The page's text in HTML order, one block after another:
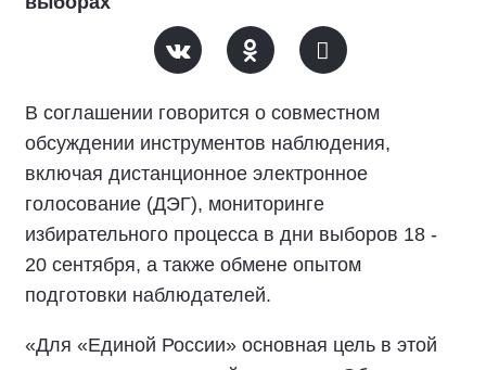
В соглашении говорится о совместном
обсуждении инструментов наблюдения,
включая дистанционное электронное
голосование (ДЭГ), мониторинге
избирательного процесса в дни выборов 18 -
20 сентября, а также обмене опытом
подготовки наблюдателей.
«Для «Единой России» основная цель в этой